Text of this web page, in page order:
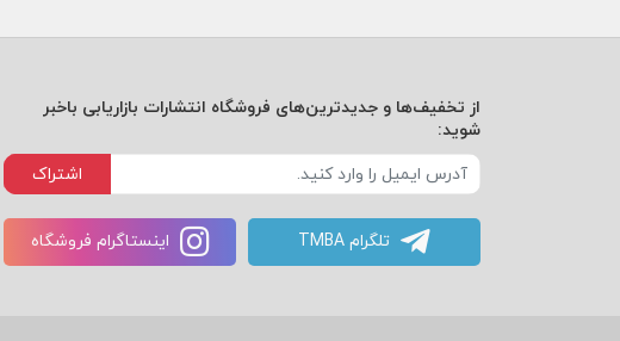
از تخفیف‌ها و جدیدترین‌های فروشگاه انتشارات بازاریابی باخبر
شوید:
اشتراک
تلگرام TMBA اینستاگرام فروشگاه